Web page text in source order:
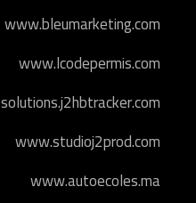
www.bleumarketing.com
www.lcodepermis.com
solutions.j2hbtracker.com
www.studioj2prod.com
www.autoecoles.ma